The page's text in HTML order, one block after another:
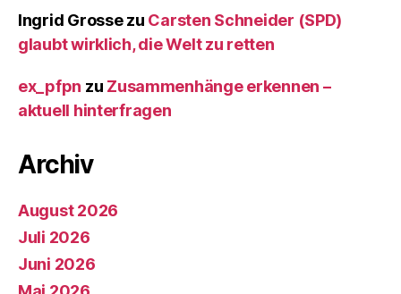
Ingrid Grossezu Carsten Schneider (SPD)
glaubt wirklich, die Welt zu retten
ex_pfpn zu Zusammenhänge erkennen –
aktuell hinterfragen
Archiv
August 2026
Juli 2026
Juni 2026